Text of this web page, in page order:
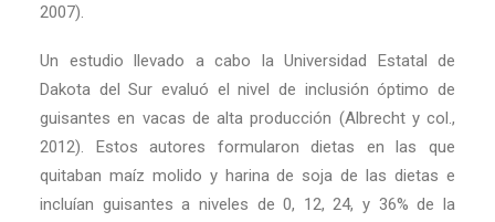
2007).
Un estudio llevado a cabo la Universidad Estatal de
Dakota del Sur evaluó el nivel de inclusión óptimo de
guisantes en vacas de alta producción (Albrecht y col.,
2012). Estos autores formularon dietas en las que
quitaban maíz molido y harina de soja de las dietas e
incluían guisantes a niveles de 0, 12, 24, y 36% de la